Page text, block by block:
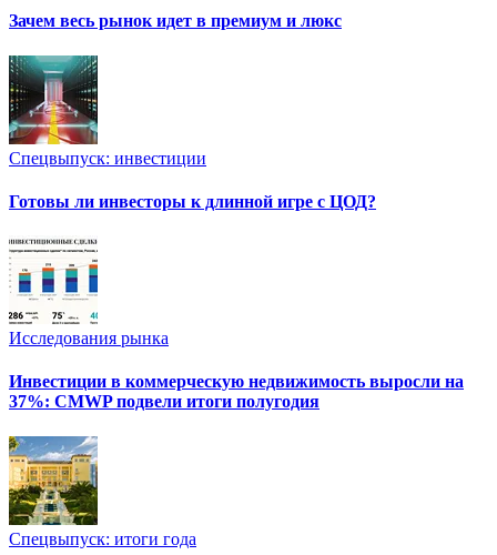
Зачем весь рынок идет в премиум и люкс
Спецвыпуск: инвестиции
Готовы ли инвесторы к длинной игре с ЦОД?
Исследования рынка
Инвестиции в коммерческую недвижимость выросли на
37%: CMWP подвели итоги полугодия
Спецвыпуск: итоги года